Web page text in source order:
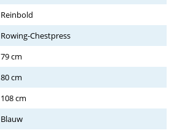
Reinbold
Rowing-Chestpress
79 cm
80 cm
108 cm
Blauw